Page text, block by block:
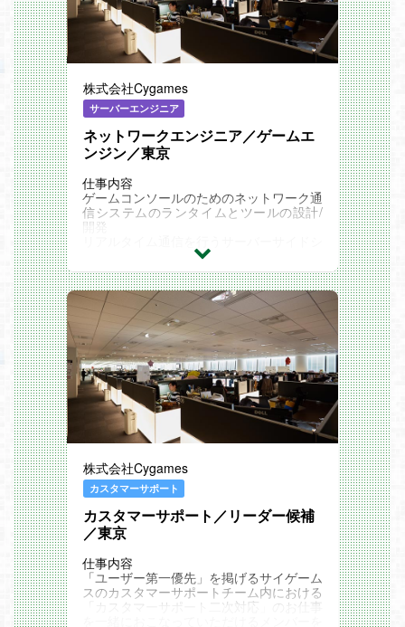
株式会社Cygames
サーバーエンジニア
ネットワークエンジニア／ゲームエ
ンジン／東京
仕事内容
ゲームコンソールのためのネットワーク通
信システムのランタイムとツールの設計/
開発
関連記事
STAFF VOICE：
『世界に通用するゲームでユーザーの方々
を楽しませる。』
『独自のゲームエンジンで開発。』
Cygames Magazine ：
「Cyllista Game Engine」開発レポート テ
クニカルディレクターが開発の進捗や設計
のこだわりを語る
ツールエンジニア・ビルドエンジニアに聞
く 効率的な開発をかなえる「Cyllista Gam
e Engine」の特長
サイマガTV：「10 Questions」エンジニ
ア編
Cygames Engineers' Blog：
ダイナミックな変更を可能にするCyllista
Game Engineのオープンワールド向けプ
ロシージャル背景制作ツールと描画機能
Python による大規模ゲーム開発環境 ～Cy
llista Game Engine 開発事例～
株式会社Cygames
カスタマーサポート
カスタマーサポート／リーダー候補
／東京
仕事内容
「ユーザー第一優先」を掲げるサイゲーム
スのカスタマーサポートチーム内における
「カスタマーサポート二次対応」のお仕事